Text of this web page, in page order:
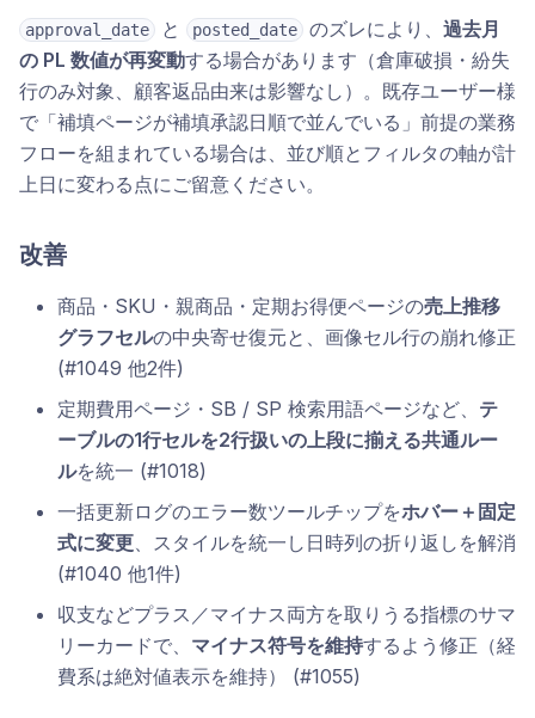
approval_date と posted_date のズレにより、 過去月
の PL 数値が再変動する場合があります（倉庫破損・紛失
行のみ対象、顧客返品由来は影響なし）。既存ユーザー様
で「補填ページが補填承認日順で並んでいる」前提の業務
フローを組まれている場合は、並び順とフィルタの軸が計
上日に変わる点にご留意ください。
改善
商品・SKU・親商品・定期お得便ページの売上推移
グラフセルの中央寄せ復元と、画像セル行の崩れ修正
(#1049 他2件)
定期費用ページ・SB / SP 検索用語ページなど、 テ
ーブルの1行セルを2行扱いの上段に揃える共通ルー
ルを統一 (#1018)
一括更新ログのエラー数ツールチップをホバー＋固定
式に変更、スタイルを統一し日時列の折り返しを解消
(#1040 他1件)
収支などプラス／マイナス両方を取りうる指標のサマ
リーカードで、 マイナス符号を維持するよう修正（経
費系は絶対値表示を維持） (#1055)